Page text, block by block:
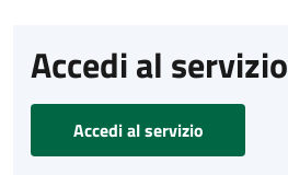
Accedi al servizio
Accedi al servizio